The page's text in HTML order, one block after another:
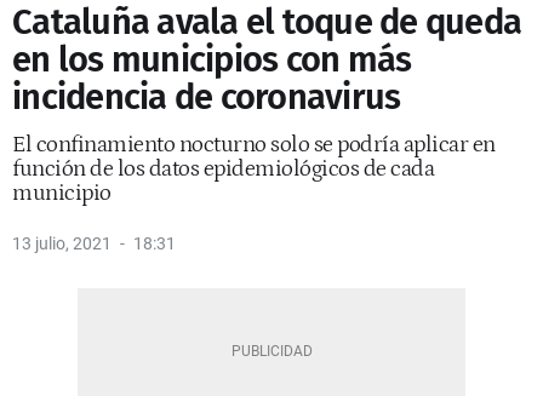
Cataluña avala el toque de queda
en los municipios con más
incidencia de coronavirus
El confinamiento nocturno solo se podría aplicar en
función de los datos epidemiológicos de cada
municipio
13 julio, 2021 18:31